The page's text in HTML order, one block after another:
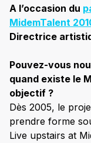
A l’occasion du
MidemTalent
Directrice
Pouvez-vous
quand existe le
objectif ?
Dès 2005, le
prendre forme
Live upstairs at